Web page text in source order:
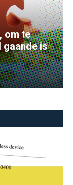
om te
gaande is